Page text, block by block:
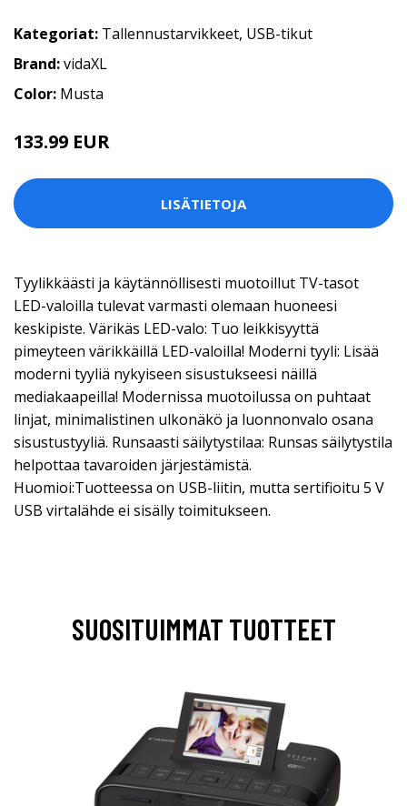
Kategoriat: Tallennustarvikkeet, USB-tikut
Brand:vidaXL
Color: Musta
133.99 EUR
LISÄTIETOJA
Tyylikkäästi ja käytännöllisesti muotoillut TV-tasot
LED-valoilla tulevat varmasti olemaan huoneesi
keskipiste. Värikäs LED-valo: Tuo leikkisyyttä
pimeyteen värikkäillä LED-valoilla! Moderni tyyli: Lisää
moderni tyyliä nykyiseen sisustukseesi näillä
mediakaapeilla! Modernissa muotoilussa on puhtaat
linjat, minimalistinen ulkonäkö ja luonnonvalo osana
sisustustyyliä. Runsaasti säilytystilaa: Runsas säilytystila
helpottaa tavaroiden järjestämistä.
Huomioi:Tuotteessa on USB-liitin, mutta sertifioitu 5 V
USB virtalähde ei sisälly toimitukseen.
SUOSITUIMMAT TUOTTEET